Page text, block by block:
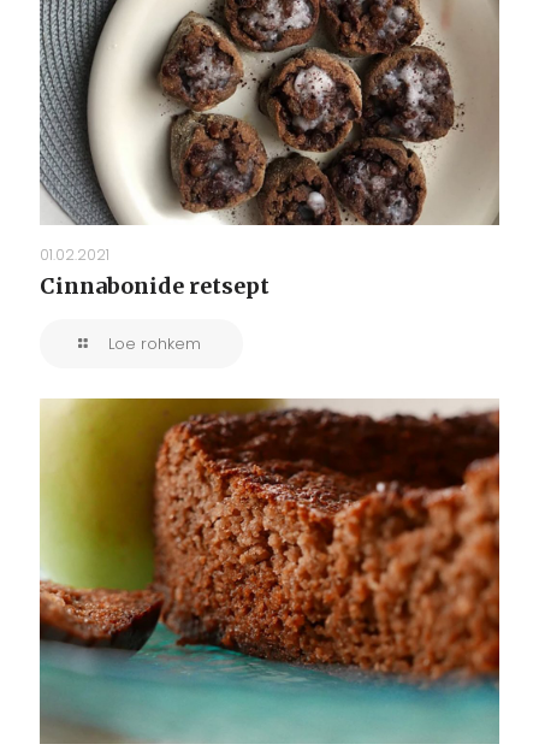
01.02.2021
Cinnabonide retsept
Loe rohkem